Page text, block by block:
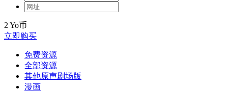
2 Yo币
立即购买
免费资源
全部资源
其他原声剧场版
漫画